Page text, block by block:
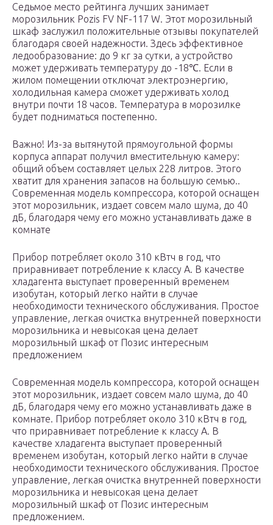
Седьмое место рейтинга лучших занимает
морозильник Pozis FV NF-117 W. Этот морозильный
шкаф заслужил положительные отзывы покупателей
благодаря своей надежности. Здесь эффективное
ледообразование: до 9 кг за сутки, а устройство
может удерживать температуру до -18℃. Если в
жилом помещении отключат электроэнергию,
холодильная камера сможет удерживать холод
внутри почти 18 часов. Температура в морозилке
будет подниматься постепенно.
Важно! Из-за вытянутой прямоугольной формы
корпуса аппарат получил вместительную камеру:
общий объем составляет целых 228 литров. Этого
хватит для хранения запасов на большую семью..
Современная модель компрессора, которой оснащен
этот морозильник, издает совсем мало шума, до 40
дБ, благодаря чему его можно устанавливать даже в
комнате
Прибор потребляет около 310 кВтч в год, что
приравнивает потребление к классу А. В качестве
хладагента выступает проверенный временем
изобутан, который легко найти в случае
необходимости технического обслуживания. Простое
управление, легкая очистка внутренней поверхности
морозильника и невысокая цена делает
морозильный шкаф от Позис интересным
предложением
Современная модель компрессора, которой оснащен
этот морозильник, издает совсем мало шума, до 40
дБ, благодаря чему его можно устанавливать даже в
комнате. Прибор потребляет около 310 кВтч в год,
что приравнивает потребление к классу А. В
качестве хладагента выступает проверенный
временем изобутан, который легко найти в случае
необходимости технического обслуживания. Простое
управление, легкая очистка внутренней поверхности
морозильника и невысокая цена делает
морозильный шкаф от Позис интересным
предложением.